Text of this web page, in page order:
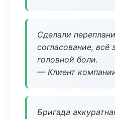
Сделали
согласование, всё
головной боли.
— Клиент
Бригада